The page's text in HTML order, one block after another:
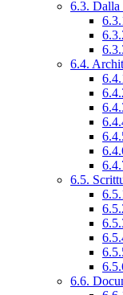
6.3. Dalla
6.4.
6.5.
6.6.